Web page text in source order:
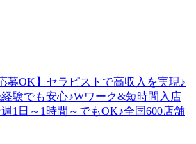
募OK】セラピストで高収入を実現♪
験でも安心♪Wワーク&短時間入店
1日～1時間～でもOK♪全国600店舗